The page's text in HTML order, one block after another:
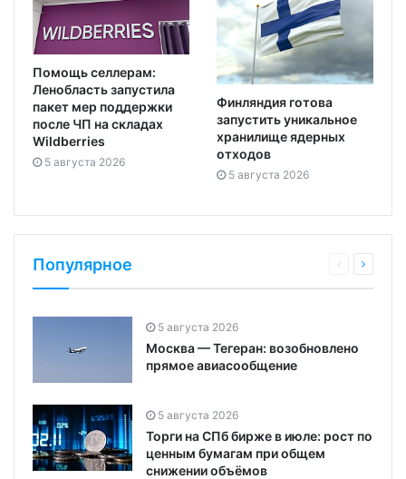
Помощь селлерам:
Ленобласть запустила
пакет мер поддержки
после ЧП на складах
Wildberries
5 августа 2026
Финляндия готова
запустить уникальное
хранилище ядерных
отходов
5 августа 2026
Популярное
5 августа 2026
Москва — Тегеран: возобновлено
прямое авиасообщение
5 августа 2026
Торги на СПб бирже в июле: рост по
ценным бумагам при общем
снижении объёмов